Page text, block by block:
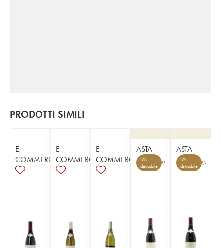
PRODOTTI SIMILI
E-
COMMERCE
E-
COMMERCE
E-
COMMERCE
ASTA
IVA
detraibile
ASTA
IVA
detraibile